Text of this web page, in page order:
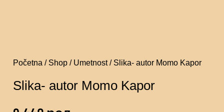
Početna / Shop / Umetnost/ Slika- autor Momo Kapor
Slika- autor Momo Kapor